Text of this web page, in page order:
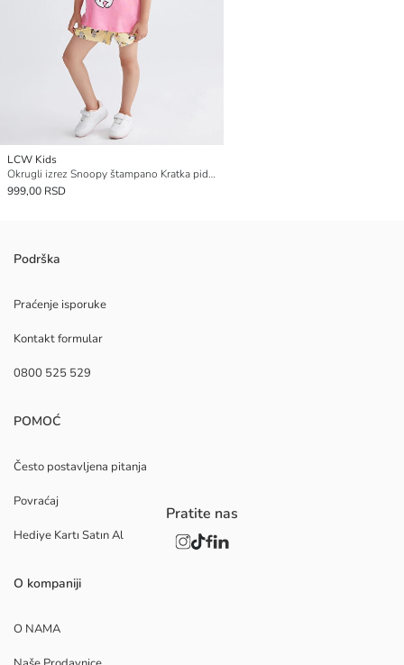
LCW Kids
Okrugli izrez Snoopy štampano Kratka pidžama komplet za Devojčice
999,00 RSD
Podrška
Praćenje isporuke
Kontakt formular
0800 525 529
POMOĆ
Često postavljena pitanja
Povraćaj
Hediye Kartı Satın Al
O kompaniji
O NAMA
Pratite nas